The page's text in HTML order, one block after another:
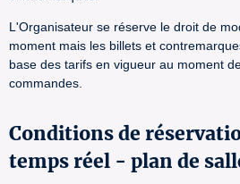
L'Organisateur se réserve le droit de
moment mais les billets et
base des tarifs en vigueur au moment
commandes.
Conditions de
temps réel - plan de